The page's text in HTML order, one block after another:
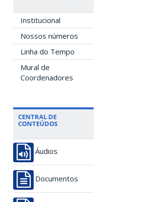
Institucional
Nossos números
Linha do Tempo
Mural de
Coordenadores
CENTRAL DE
CONTEÚDOS
Áudios
Documentos